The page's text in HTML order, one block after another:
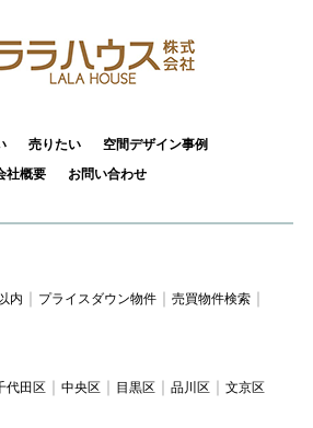
売りたい
空間デザイン事例
社概要 お問い合わせ
内 プライスダウン物件
売買物件検索
代田区 中央区 目黒区 品川区 文京区